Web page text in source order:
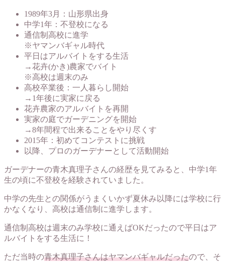
1989年3月：山形県出身
中学1年：不登校になる
通信制高校に進学
※ヤマンバギャル時代
平日はアルバイトをする生活
→花卉(かき)農家でバイト
※高校は週末のみ
高校卒業後：一人暮らし開始
→1年後に実家に戻る
花卉農家のアルバイトを再開
実家の庭でガーデニングを開始
→8年間程で出来ることをやり尽くす
2015年：初めてコンテストに挑戦
以降、プロのガーデナーとして活動開始
ガーデナーの青木真理子さんの経歴を見てみると、中学1年
生の頃に不登校を経験されていました。
中学の先生との関係がうまくいかず夏休み以降には学校に行
かなくなり、高校は通信制に進学します。
通信制高校は週末のみ学校に通えばOKだったので平日はア
ルバイトをする生活に！
ただ当時の青木真理子さんはヤマンバギャルだったので、そ